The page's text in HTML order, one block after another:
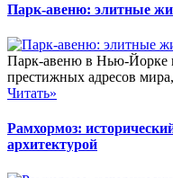
Парк-авеню: элитные
Парк-авеню в Нью-Йорке
престижных адресов
Читать»
Рамхормоз:
архитектурой